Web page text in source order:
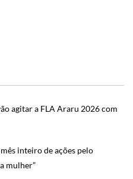
agitar a FLA Araru 2026 com
inteiro de ações pelo
mulher”